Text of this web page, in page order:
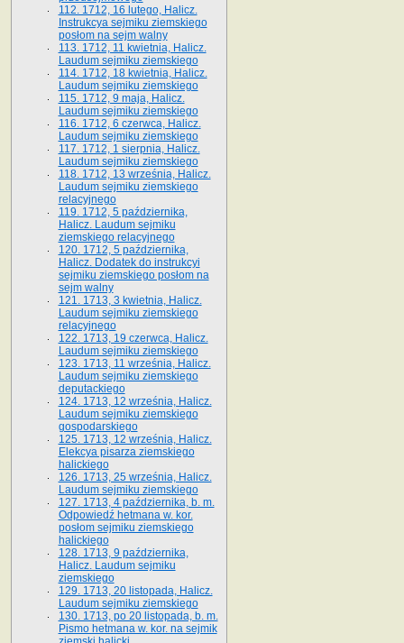
112. 1712, 16 lutego, Halicz.
Instrukcya sejmiku ziemskiego
posłom na sejm walny
113. 1712, 11 kwietnia, Halicz.
Laudum sejmiku ziemskiego
114. 1712, 18 kwietnia, Halicz.
Laudum sejmiku ziemskiego
115. 1712, 9 maja, Halicz.
Laudum sejmiku ziemskiego
116. 1712, 6 czerwca, Halicz.
Laudum sejmiku ziemskiego
117. 1712, 1 sierpnia, Halicz.
Laudum sejmiku ziemskiego
118. 1712, 13 września, Halicz.
Laudum sejmiku ziemskiego
relacyjnego
119. 1712, 5 października,
Halicz. Laudum sejmiku
ziemskiego relacyjnego
120. 1712, 5 października,
Halicz. Dodatek do instrukcyi
sejmiku ziemskiego posłom na
sejm walny
121. 1713, 3 kwietnia, Halicz.
Laudum sejmiku ziemskiego
relacyjnego
122. 1713, 19 czerwca, Halicz.
Laudum sejmiku ziemskiego
123. 1713, 11 września, Halicz.
Laudum sejmiku ziemskiego
deputackiego
124. 1713, 12 września, Halicz.
Laudum sejmiku ziemskiego
gospodarskiego
125. 1713, 12 września, Halicz.
Elekcya pisarza ziemskiego
halickiego
126. 1713, 25 września, Halicz.
Laudum sejmiku ziemskiego
127. 1713, 4 października, b. m.
Odpowiedź hetmana w. kor.
posłom sejmiku ziemskiego
halickiego
128. 1713, 9 października,
Halicz. Laudum sejmiku
ziemskiego
129. 1713, 20 listopada, Halicz.
Laudum sejmiku ziemskiego
130. 1713, po 20 listopada, b. m.
Pismo hetmana w. kor. na sejmik